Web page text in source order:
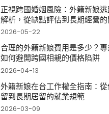
正視跨國婚姻風險：外籍新娘
解析，從缺點評估到長期經營
2026-05-22
合理的外籍新娘費用是多少？
如何避開跨國相親的價格陷阱
2026-04-13
外籍新娘在台工作權全指南：
留到長期居留的就業規範
2026-03-09